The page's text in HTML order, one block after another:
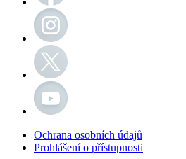
Ochrana osobních údajů
Prohlášení o přístupnosti